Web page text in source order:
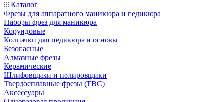
Каталог
Фрезы для аппаратного маникюра и педикюра
Наборы фрез для маникюра
Корундовые
Колпачки для педикюра и основы
Безопасные
Алмазные фрезы
Керамические
Шлифовщики и полировщики
Твердосплавные фрезы (ТВС)
Аксессуары